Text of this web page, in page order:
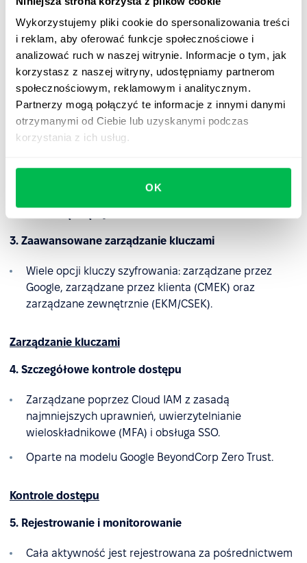
Wykorzystujemy pliki cookie do spersonalizowania treści
i reklam, aby oferować funkcje społecznościowe i
analizować ruch w naszej witrynie. Informacje o tym, jak
korzystasz z naszej witryny, udostępniamy partnerom
społecznościowym, reklamowym i analitycznym.
Partnerzy mogą połączyć te informacje z innymi danymi
otrzymanymi od Ciebie lub uzyskanymi podczas
korzystania z ich usług.
OK
spoczynku (AES-256) i w tranzycie (TLS/HTTPS).
Wewnętrznie Google stosuje protokół ALTS do
zabezpieczania komunikacji między usługami.
Dowiedz się więcej
2. Niezawodne kopie zapasowe i odzyskiwanie
Kopie zapasowe danych są szyfrowane i
3. Zaawansowane zarządzanie kluczami
Wiele opcji kluczy szyfrowania: zarządzane przez
Google, zarządzane przez klienta (CMEK) oraz
zarządzane zewnętrznie (EKM/CSEK).
Zarządzanie kluczami
4. Szczegółowe kontrole dostępu
Zarządzane poprzez Cloud IAM z zasadą
najmniejszych uprawnień, uwierzytelnianie
wieloskładnikowe (MFA) i obsługa SSO.
Oparte na modelu Google BeyondCorp Zero Trust.
Kontrole dostępu
5. Rejestrowanie i monitorowanie
Cała aktywność jest rejestrowana za pośrednictwem